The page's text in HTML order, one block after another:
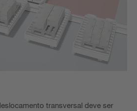
transversal deve ser